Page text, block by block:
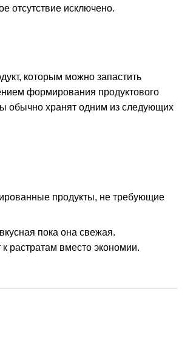
отсутствие исключено.
которым можно запастить
формирования продуктового
обычно хранят одним из следующих
продукты, не требующие
пока она свежая.
растратам вместо экономии.